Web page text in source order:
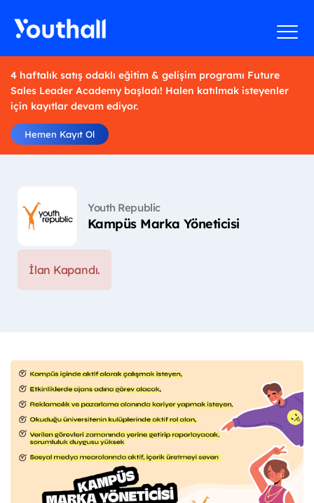
4 haftalık satış odaklı eğitim & gelişim programı Future
Sales Leader Academy başladı! Halen katılmak isteyenler
için kayıtlar devam ediyor.
Hemen Kayıt Ol
Youth Republic
Kampüs Marka Yöneticisi
İlan Kapandı.